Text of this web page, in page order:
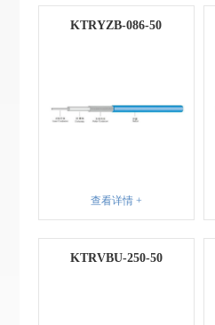
KTRYZB-086-50
查看详情 +
KTRVBU-250-50